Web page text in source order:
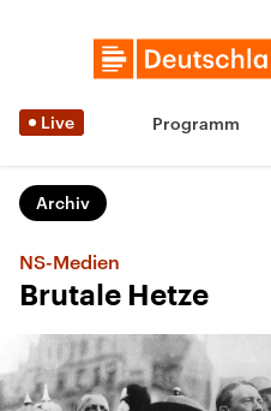
Live Programm
Archiv
NS-Medien
Brutale Hetze